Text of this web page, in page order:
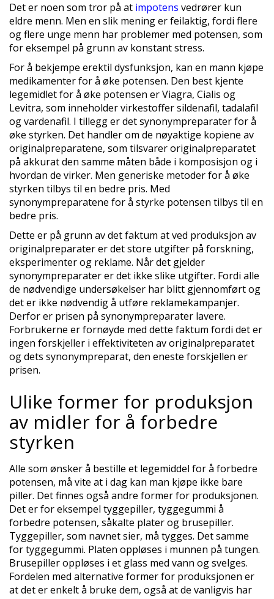
Det er noen som tror på at impotens vedrører kun
eldre menn. Men en slik mening er feilaktig, fordi flere
og flere unge menn har problemer med potensen, som
for eksempel på grunn av konstant stress.
For å bekjempe erektil dysfunksjon, kan en mann kjøpe
medikamenter for å øke potensen. Den best kjente
legemidlet for å øke potensen er Viagra, Cialis og
Levitra, som inneholder virkestoffer sildenafil, tadalafil
og vardenafil. I tillegg er det synonympreparater for å
øke styrken. Det handler om de nøyaktige kopiene av
originalpreparatene, som tilsvarer originalpreparatet
på akkurat den samme måten både i komposisjon og i
hvordan de virker. Men generiske metoder for å øke
styrken tilbys til en bedre pris. Med
synonympreparatene for å styrke potensen tilbys til en
bedre pris.
Dette er på grunn av det faktum at ved produksjon av
originalpreparater er det store utgifter på forskning,
eksperimenter og reklame. Når det gjelder
synonympreparater er det ikke slike utgifter. Fordi alle
de nødvendige undersøkelser har blitt gjennomført og
det er ikke nødvendig å utføre reklamekampanjer.
Derfor er prisen på synonympreparater lavere.
Forbrukerne er fornøyde med dette faktum fordi det er
ingen forskjeller i effektiviteten av originalpreparatet
og dets synonympreparat, den eneste forskjellen er
prisen.
Ulike former for produksjon
av midler for å forbedre
styrken
Alle som ønsker å bestille et legemiddel for å forbedre
potensen, må vite at i dag kan man kjøpe ikke bare
piller. Det finnes også andre former for produksjonen.
Det er for eksempel tyggepiller, tyggegummi å
forbedre potensen, såkalte plater og brusepiller.
Tyggepiller, som navnet sier, må tygges. Det samme
for tyggegummi. Platen oppløses i munnen på tungen.
Brusepiller oppløses i et glass med vann og svelges.
Fordelen med alternative former for produksjonen er
at det er enkelt å bruke dem, også at de vanligvis har